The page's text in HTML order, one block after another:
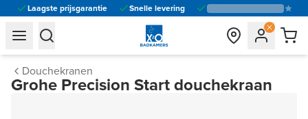
Laagste prijsgarantie Snelle levering
general.navigation.toggle_menu.label
general.navigation.toggle_menu.label
Douchekranen
Grohe Precision Start douchekraan